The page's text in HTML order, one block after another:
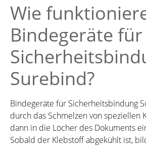
Wie
Bindegeräte für
Surebind?
Bindegeräte für Sicherheitsbindung
durch das Schmelzen von speziellen
dann in die Löcher des Dokuments
Sobald der Klebstoff abgekühlt ist,